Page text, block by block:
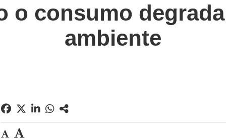
o consumo
ambiente